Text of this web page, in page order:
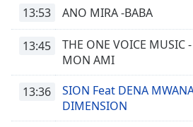
13:53 ANO MIRA -BABA
13:45
THE ONE VOICE MUSIC
MON AMI
13:36
SION Feat DENA
DIMENSION